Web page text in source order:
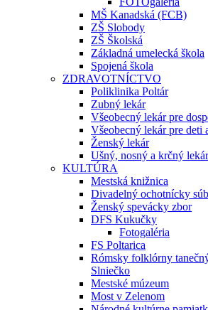
MŠ Kanadská (FCB)
ZŠ Slobody
ZŠ Školská
Základná umelecká škola
Spojená škola
ZDRAVOTNÍCTVO
Poliklinika Poltár
Zubný lekár
Všeobecný lekár pre
Všeobecný lekár pre deti
Ženský lekár
Ušný, nosný a krčný lekár
KULTÚRA
Mestská knižnica
Divadelný ochotnícky
Ženský spevácky zbor
DFS Kukučky
Fotogaléria
FS Poltarica
Rómsky folklórny
Slniečko
Mestské múzeum
Most v Zelenom